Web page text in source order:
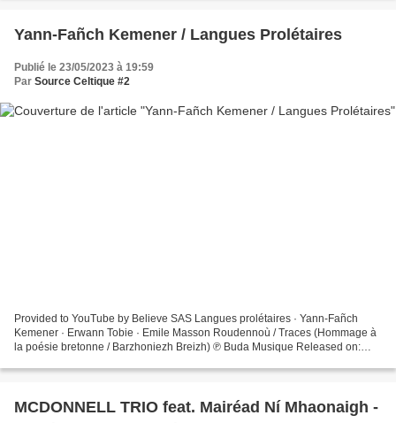
Yann-Fañch Kemener / Langues Prolétaires
Publié le 23/05/2023 à 19:59
Par Source Celtique #2
Provided to YouTube by Believe SAS Langues prolétaires · Yann-Fañch
Kemener · Erwann Tobie · Emile Masson Roudennoù / Traces (Hommage à
la poésie bretonne / Barzhoniezh Breizh) ℗ Buda Musique Released on:
MCDONNELL TRIO feat. Mairéad Ní Mhaonaigh -